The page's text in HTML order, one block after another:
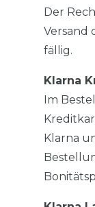
Der
Versand
fällig.
Klarna
Im
Klarna